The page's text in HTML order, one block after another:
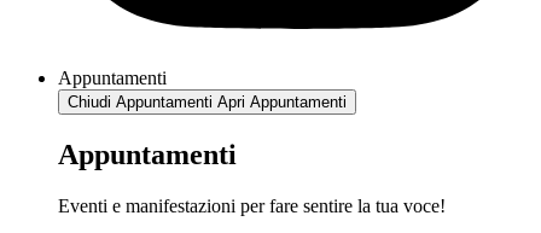
Appuntamenti
Chiudi Appuntamenti Apri Appuntamenti
Appuntamenti
Eventi e manifestazioni per fare sentire la tua voce!